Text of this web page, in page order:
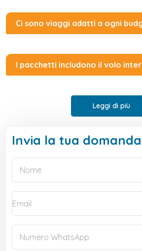
Ci sono viaggi adatti a ogni
I pacchetti includono il volo
Leggi di più
Invia la tua domanda